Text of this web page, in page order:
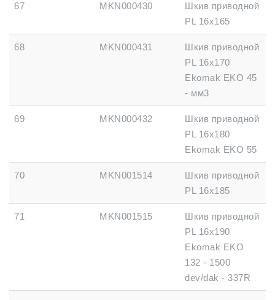
67 MKN000430
Шкив приводной
PL 16x165
68 MKN000431
Шкив приводной
PL 16x170
Ekomak EKO 45
- мм3
69 MKN000432
Шкив приводной
PL 16x180
Ekomak EKO 55
70 MKN001514
Шкив приводной
PL 16x185
71 MKN001515
Шкив приводной
PL 16x190
Ekomak EKO
132 - 1500
dev/dak - 337R